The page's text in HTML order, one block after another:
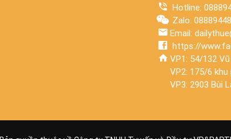
Hotline:
Zalo:
Email:
https://
VP1: 54/132
VP2: 175/6 khu
VP3: 2903 Bùi